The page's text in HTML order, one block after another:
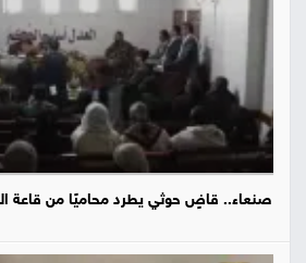
صنعاء.. قاضٍ حوثي يطرد محاميًا من قاعة